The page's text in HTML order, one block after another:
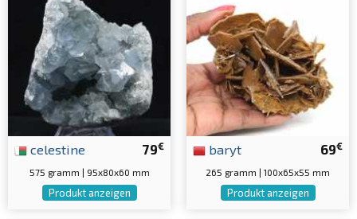
79€
celestine
575 gramm | 95x80x60 mm
Produkt anzeigen
69€
baryt
265 gramm | 100x65x55 mm
Produkt anzeigen